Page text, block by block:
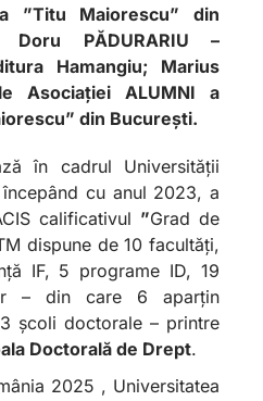
”Titu Maiorescu” din
Doru PĂDURARIU –
Hamangiu; Marius
Asociației ALUMNI a
din București.
în cadrul Universității
cu anul 2023, a
calificativul ”Grad de
dispune de 10 facultăți,
IF, 5 programe ID, 19
– din care 6 aparțin
școli doctorale – printre
Doctorală de Drept.
2025 , Universitatea